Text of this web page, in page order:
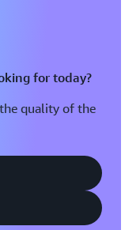
for today?
quality of the